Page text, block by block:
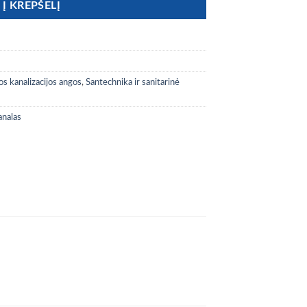
Į KREPŠELĮ
kanalizacijos angos, Santechnika ir sanitarinė